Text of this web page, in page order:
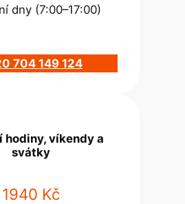
dny (7:00–17:00)
704 149 124
hodiny, víkendy a
svátky
1940 Kč